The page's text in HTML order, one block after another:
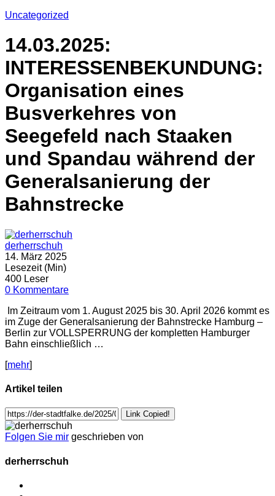
Uncategorized
14.03.2025:
INTERESSENBEKUNDUNG:
Organisation eines
Busverkehres von
Seegefeld nach Staaken
und Spandau während der
Generalsanierung der
Bahnstrecke
derherrschuh
14. März 2025
Lesezeit (Min)
400 Leser
0 Kommentare
Im Zeitraum vom 1. August 2025 bis 30. April 2026 kommt es
im Zuge der Generalsanierung der Bahnstrecke Hamburg –
Berlin zur VOLLSPERRUNG der kompletten Hamburger
Bahn einschließlich …
[mehr]
Artikel teilen
Link Copied!
Folgen Sie mir geschrieben von
derherrschuh